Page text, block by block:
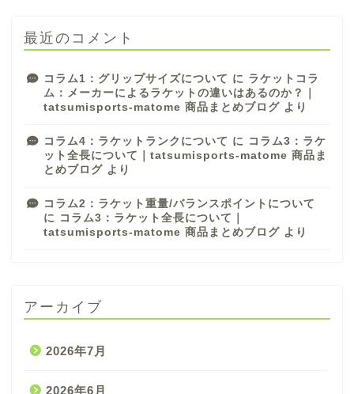
最近のコメント
コラム1：グリップサイズについて に ラケットコラ
ム：メーカーによるラケットの違いはあるのか？｜
tatsumisports-matome 商品まとめブログ より
コラム4：ラケットランクについて に コラム3：ラケ
ット全長について｜tatsumisports-matome 商品ま
とめブログ より
コラム2：ラケット重量/バランスポイントについて
に コラム3：ラケット全長について｜
tatsumisports-matome 商品まとめブログ より
アーカイブ
2026年7月
2026年6月